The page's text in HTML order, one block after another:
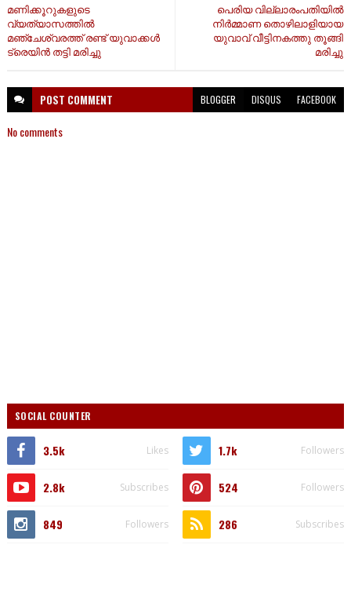
പെരിയ വില്ലാരംപതിയിൽ
നിർമ്മാണ തൊഴിലാളിയായ
യുവാവ് വീട്ടിനകത്തു തൂങ്ങി
മരിച്ചു
മണിക്കൂറുകളുടെ
വ്യത്യാസത്തിൽ
മഞ്ചേശ്വരത്ത് രണ്ട് യുവാക്കൾ
ട്രെയിൻ തട്ടി മരിച്ചു
POST COMMENT BLOGGER DISQUS FACEBOOK
No comments
SOCIAL COUNTER
3.5k Likes 1.7k Followers
2.8k Subscribes 524 Followers
849 Followers 286 Subscribes